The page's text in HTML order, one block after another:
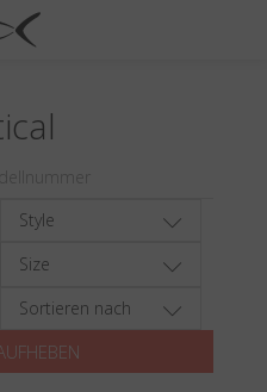
Style
Size
Sortieren nach